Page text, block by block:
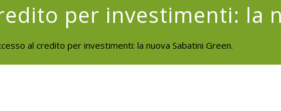
per investimenti: la
al credito per investimenti: la nuova Sabatini Green.